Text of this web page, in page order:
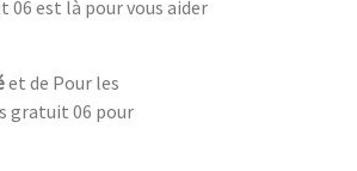
06 est là pour vous aider
et de Pour les
gratuit 06 pour